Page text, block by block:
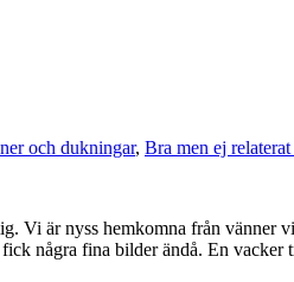
och dukningar, Bra men ej
Vi är nyss hemkomna från vänner
några fina bilder ändå. En vacker